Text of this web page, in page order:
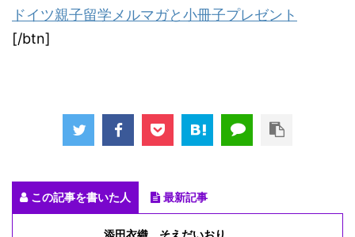
ドイツ親子留学メルマガと小冊子プレゼント
[/btn]
この記事を書いた人 最新記事
添田衣織 そえだいおり